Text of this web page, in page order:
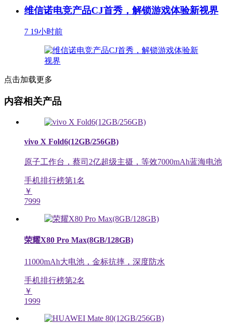
维信诺电竞产品CJ首秀，解锁游戏体验新视界
7 19小时前
点击加载更多
内容相关产品
vivo X Fold6(12GB/256GB)
原子工作台，蔡司2亿超级主摄，等效7000mAh蓝海电池
手机排行榜第1名
￥
7999
荣耀X80 Pro Max(8GB/128GB)
11000mAh大电池，金标抗摔，深度防水
手机排行榜第2名
￥
1999